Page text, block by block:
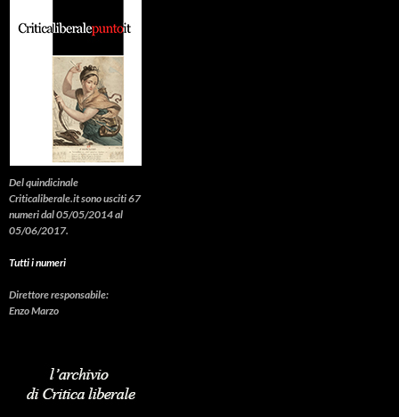
Del quindicinale
Criticaliberale.it sono usciti 67
numeri dal 05/05/2014 al
05/06/2017.
Tutti i numeri
Direttore responsabile:
Enzo Marzo